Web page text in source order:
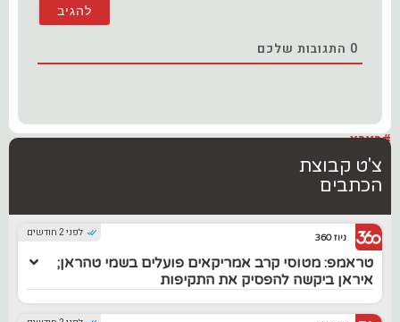
0 התגובות שלכם
#בארץ
צ'ט קבוצת
הכתבים
לפני 2 חודשים ניוז 360
טראמפ: מטוסי קרב אמריקאים פועלים בשמי טהראן;
איראן ביקשה להפסיק את התקיפות